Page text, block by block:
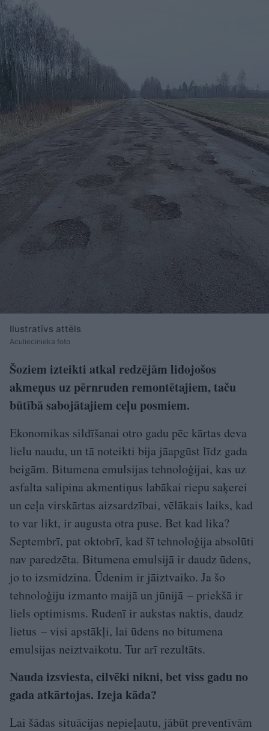
Ilustratīvs attēls
Aculiecinieka foto
Šoziem izteikti atkal redzējām lidojošos
akmeņus uz pērnruden remontētajiem, taču
būtībā sabojātajiem ceļu posmiem.
Ekonomikas sildīšanai otro gadu pēc kārtas deva
lielu naudu, un tā noteikti bija jāapgūst līdz gada
beigām. Bitumena emulsijas tehnoloģijai, kas uz
asfalta salipina akmentiņus labākai riepu saķerei
un ceļa virskārtas aizsardzībai, vēlākais laiks, kad
to var likt, ir augusta otra puse. Bet kad lika?
Septembrī, pat oktobrī, kad šī tehnoloģija absolūti
nav paredzēta. Bitumena emulsijā ir daudz ūdens,
jo to izsmidzina. Ūdenim ir jāiztvaiko. Ja šo
tehnoloģiju izmanto maijā un jūnijā – priekšā ir
liels optimisms. Rudenī ir aukstas naktis, daudz
lietus – visi apstākļi, lai ūdens no bitumena
emulsijas neiztvaikotu. Tur arī rezultāts.
Nauda izsviesta, cilvēki nikni, bet viss gadu no
gada atkārtojas. Izeja kāda?
Lai šādas situācijas nepieļautu, jābūt preventīvām